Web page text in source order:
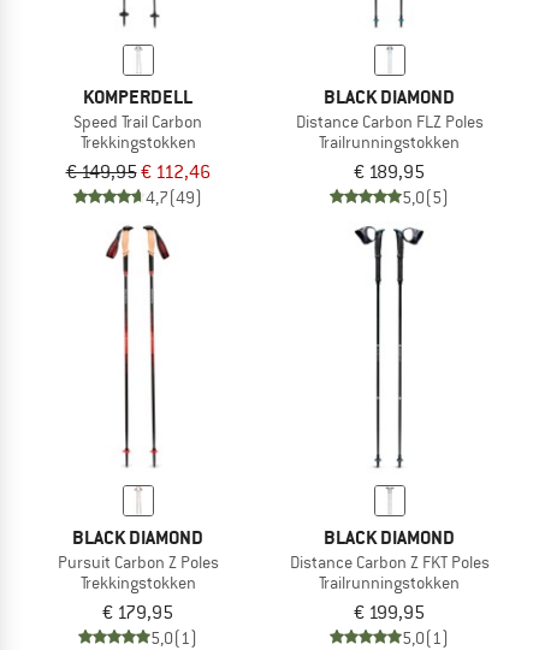
KOMPERDELL
Speed Trail Carbon
Trekkingstokken
€ 149,95€ 112,46
4,7(49)
BLACK DIAMOND
Distance Carbon FLZ Poles
Trailrunningstokken
€ 189,95
5,0(5)
BLACK DIAMOND
Pursuit Carbon Z Poles
Trekkingstokken
€ 179,95
5,0(1)
BLACK DIAMOND
Distance Carbon Z FKT Poles
Trailrunningstokken
€ 199,95
5,0(1)